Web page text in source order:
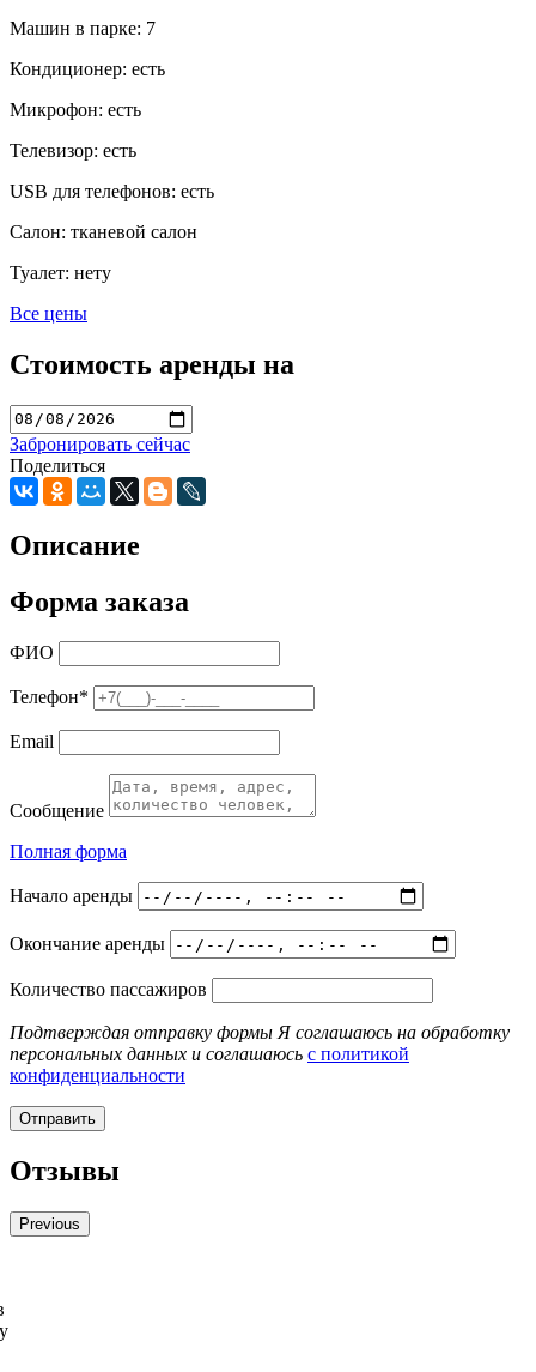
Машин в парке: 7
Кондиционер: есть
Микрофон: есть
Телевизор: есть
USB для телефонов: есть
Салон: тканевой салон
Туалет: нету
Все цены
Стоимость аренды на
Забронировать сейчас
Поделиться
Описание
Форма заказа
ФИО
Телефон*
Email
Сообщение
Полная форма
Начало аренды
Окончание аренды
Количество пассажиров
Подтверждая отправку формы Я соглашаюсь на обработку
персональных данных и соглашаюсь с политикой
конфиденциальности
Отзывы
Previous